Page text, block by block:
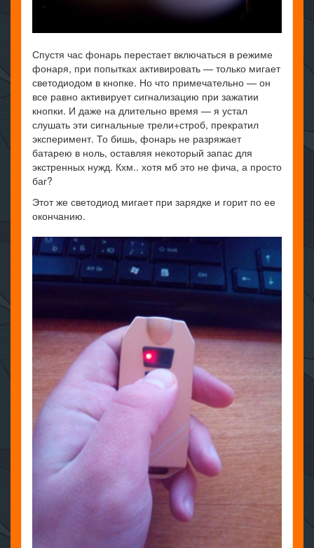
Спустя час фонарь перестает включаться в режиме
фонаря, при попытках активировать — только мигает
светодиодом в кнопке. Но что примечательно — он
все равно активирует сигнализацию при зажатии
кнопки. И даже на длительно время — я устал
слушать эти сигнальные трели+строб, прекратил
эксперимент. То бишь, фонарь не разряжает
батарею в ноль, оставляя некоторый запас для
экстренных нужд. Кхм.. хотя мб это не фича, а просто
баг?
Этот же светодиод мигает при зарядке и горит по ее
окончанию.